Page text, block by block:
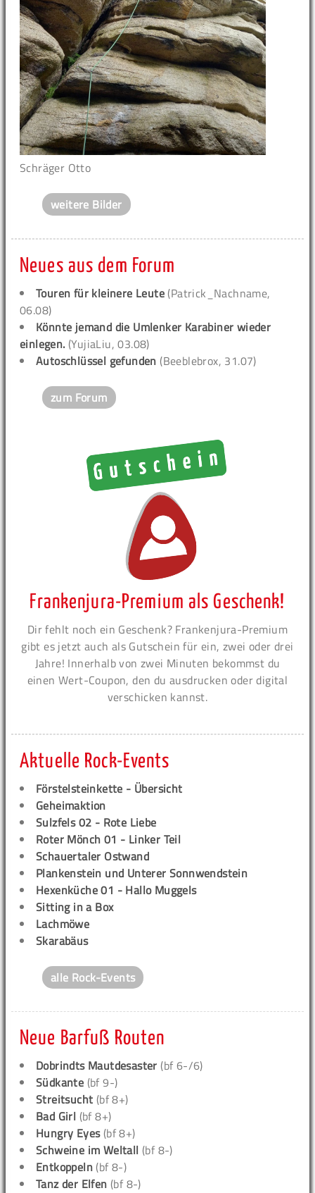
Schräger Otto
weitere Bilder
Neues aus dem Forum
Touren für kleinere Leute (Patrick_Nachname,
06.08)
Könnte jemand die Umlenker Karabiner wieder
einlegen. (YujiaLiu, 03.08)
Autoschlüssel gefunden (Beeblebrox, 31.07)
zum Forum
Frankenjura-Premium als Geschenk!
Dir fehlt noch ein Geschenk? Frankenjura-Premium
gibt es jetzt auch als Gutschein für ein, zwei oder drei
Jahre! Innerhalb von zwei Minuten bekommst du
einen Wert-Coupon, den du ausdrucken oder digital
verschicken kannst.
Aktuelle Rock-Events
Förstelsteinkette - Übersicht
Geheimaktion
Sulzfels 02 - Rote Liebe
Roter Mönch 01 - Linker Teil
Schauertaler Ostwand
Plankenstein und Unterer Sonnwendstein
Hexenküche 01 - Hallo Muggels
Sitting in a Box
Lachmöwe
Skarabäus
alle Rock-Events
Neue Barfuß Routen
Dobrindts Mautdesaster (bf 6-/6)
Südkante (bf 9-)
Streitsucht (bf 8+)
Bad Girl (bf 8+)
Hungry Eyes(bf 8+)
Schweine im Weltall (bf 8-)
Entkoppeln (bf 8-)
Tanz der Elfen (bf 8-)